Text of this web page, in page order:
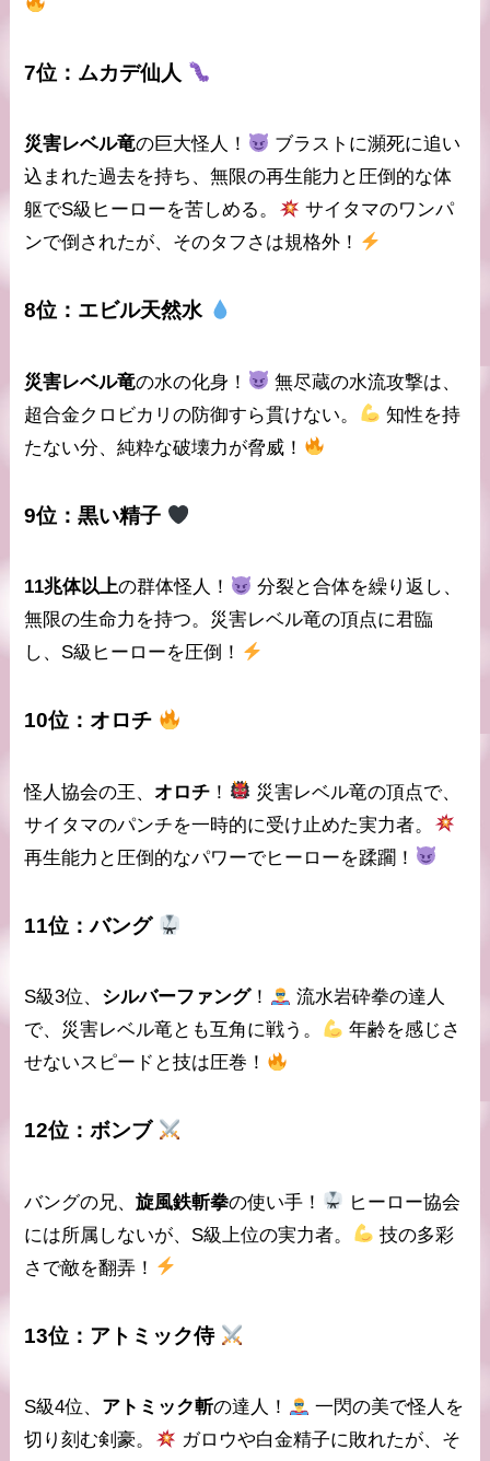
7位： ムカデ仙人
災害レベル竜の巨大怪人！
ブラストに瀕死に追い
込まれた過去を持ち、無限の再生能力 と圧倒的な体
躯でS級ヒーローを苦しめる。
サイタマのワンパ
ンで倒されたが、そのタフさは規格外！
8位： エビル天然水
災害レベル竜の水の化身！ 無尽蔵の水流攻撃は、
超合金クロビカリの防御すら貫けない。
知性を持
たない分、純粋な破壊力が脅威！
9位：黒い精子
11兆体以上の群体怪人！
分裂と合体を繰り返し、
無限の生命力 を持つ。災害レベル竜の頂点に君臨
し、S級ヒーローを圧倒！
10位： オロチ
怪人協会の王、 オロチ ！ 災害レベル竜の頂点で、
サイタマのパンチを一時的に受け止めた実力者。
再生能力と圧倒的なパワーでヒーローを蹂躙！
11位：バング
S級3位、 シルバーファング！ 流水岩砕拳の達人
で、災害レベル竜とも互角に戦う。
年齢を感じさ
せないスピードと技は圧巻！
12位：ボンブ
バングの兄、旋風鉄斬拳の使い手！
ヒーロー協会
には所属しないが、S級上位の実力者。
技の多彩
さ で敵を翻弄！
13位： アトミック侍
S級4位、 アトミック斬の達人！ 一閃の美で怪人を
切り刻む剣豪。
ガロウや白金精子に敗れたが、そ